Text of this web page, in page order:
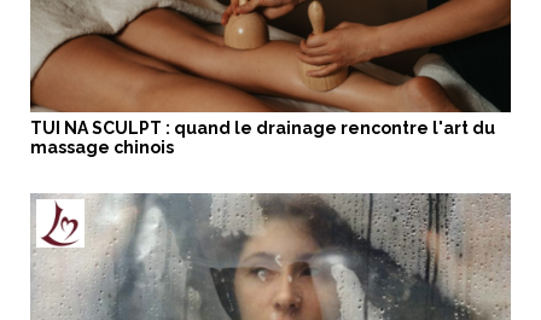
TUI NA SCULPT : quand le drainage rencontre l'art du
massage chinois